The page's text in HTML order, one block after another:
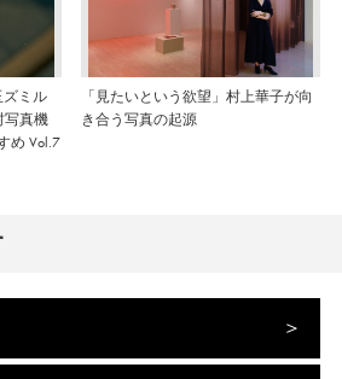
ミル
写真機
め Vol.7
「見たいという欲望」村上華子が向
き合う写真の起源